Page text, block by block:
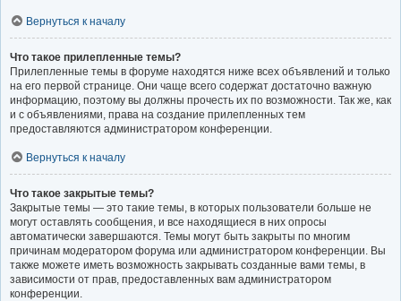
Вернуться к началу
Что такое прилепленные темы?
Прилепленные темы в форуме находятся ниже всех объявлений и только
на его первой странице. Они чаще всего содержат достаточно важную
информацию, поэтому вы должны прочесть их по возможности. Так же, как
и с объявлениями, права на создание прилепленных тем
предоставляются администратором конференции.
Вернуться к началу
Что такое закрытые темы?
Закрытые темы — это такие темы, в которых пользователи больше не
могут оставлять сообщения, и все находящиеся в них опросы
автоматически завершаются. Темы могут быть закрыты по многим
причинам модератором форума или администратором конференции. Вы
также можете иметь возможность закрывать созданные вами темы, в
зависимости от прав, предоставленных вам администратором
конференции.